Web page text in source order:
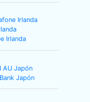
Irlanda
Irlanda
AU Japón
Japón